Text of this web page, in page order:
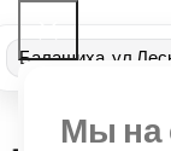
Мы на
Балашиха, ул